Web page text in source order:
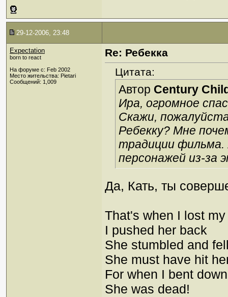
29-12-2006, 23:48
Expectation
born to react
На форуме с: Feb 2002
Место жительства: Pietari
Сообщений: 1,009
Re: Ребекка
Цитата:
Автор Century
Ира, огромное
Скажи,
Ребекку? Мне
традиции фильма.
персонажей из-за
Да, Кать, ты
That's when I lost
I pushed her back
She stumbled and
She must have hit
For when I bent
She was dead!